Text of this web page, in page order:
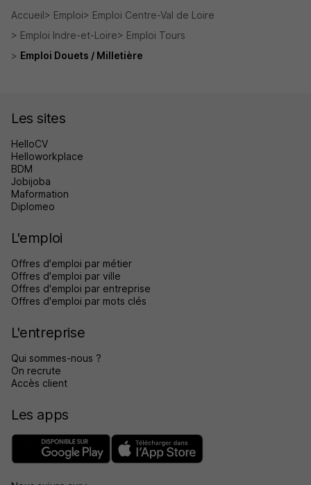
Accueil Emploi
Emploi Centre-Val de Loire
Emploi Indre-et-Loire
Emploi Tours
Emploi Douets / Milletière
Les sites
HelloCV
Helloworkplace
BDM
Jobijoba
Maformation
Diplomeo
L'emploi
Offres d'emploi par métier
Offres d'emploi par ville
Offres d'emploi par entreprise
Offres d'emploi par mots clés
L'entreprise
Qui sommes-nous ?
On recrute
Accès client
Les apps